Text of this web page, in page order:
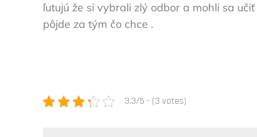
ľutujú že si vybrali zlý odbor a mohli sa
pôjde za tým čo chce .
3.3/5 - (3 votes)